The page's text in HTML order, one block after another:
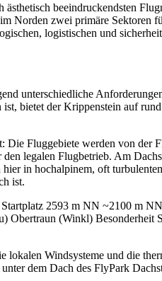
beeindruckendsten
Norden zwei primäre
logistischen und
unterschiedliche
bietet der Krippenstein auf
Fluggebiete werden von
legalen Flugbetrieb. Am
in hochalpinem, oft
ist.
2593 m NN ~2100 m
(Winkl) Besonderheit
Windsysteme und die
dem Dach des FlyPark